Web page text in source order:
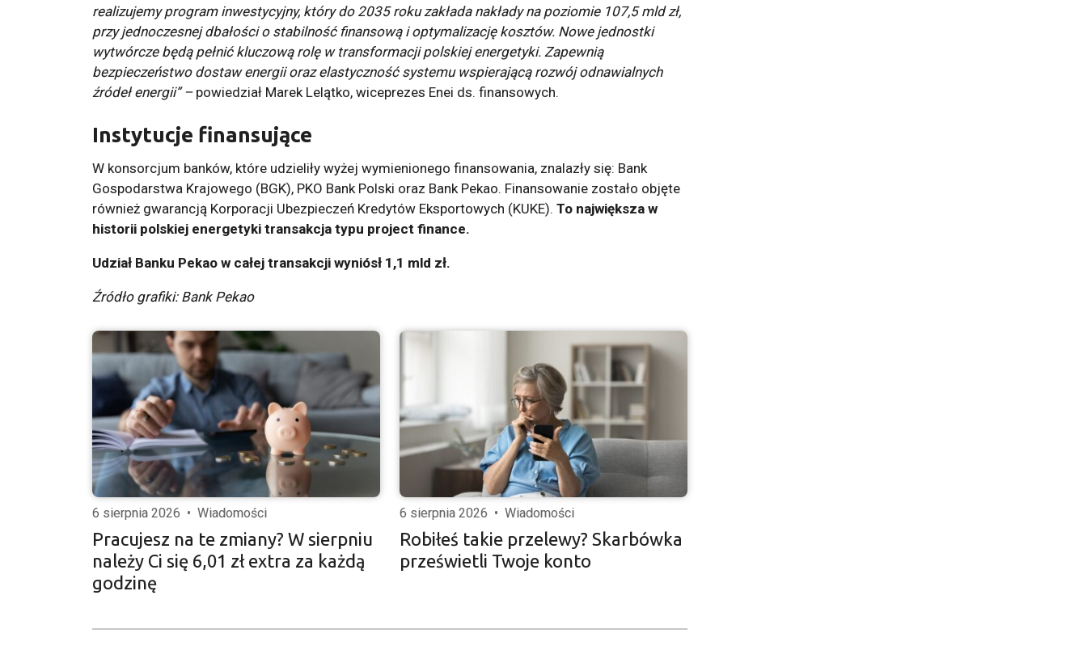
realizujemy program inwestycyjny, który do 2035 roku zakłada nakłady na poziomie 107,5 mld zł,
przy jednoczesnej dbałości o stabilność finansową i optymalizację kosztów. Nowe jednostki
wytwórcze będą pełnić kluczową rolę w transformacji polskiej energetyki. Zapewnią
bezpieczeństwo dostaw energii oraz elastyczność systemu wspierającą rozwój odnawialnych
źródeł energii” –powiedział Marek Lelątko, wiceprezes Enei ds. finansowych.
Instytucje finansujące
W konsorcjum banków, które udzieliły wyżej wymienionego finansowania, znalazły się: Bank
Gospodarstwa Krajowego (BGK), PKO Bank Polski oraz Bank Pekao. Finansowanie zostało objęte
również gwarancją Korporacji Ubezpieczeń Kredytów Eksportowych (KUKE). To największa w
historii polskiej energetyki transakcja typu project finance.
Udział Banku Pekao w całej transakcji wyniósł 1,1 mld zł.
Źródło grafiki: Bank Pekao
6 sierpnia 2026 • Wiadomości
Pracujesz na te zmiany? W sierpniu
należy Ci się 6,01 zł extra za każdą
godzinę
6 sierpnia 2026 • Wiadomości
Robiłeś takie przelewy? Skarbówka
prześwietli Twoje konto